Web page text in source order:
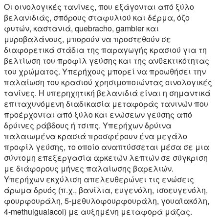
Οι οινολογικές τανίνες, που εξάγονται από ξύλο
βελανιδιάς, σπόρους σταφυλιού και δέρμα, όζο
φυτών, καστανιά, quebracho, gambier και
μυροβαλάνους, μπορούν να προστεθούν σε
διαφορετικά στάδια της παραγωγής κρασιού για τη
βελτίωση του προφίλ γεύσης και της ανθεκτικότητας
του χρώματος. Υπερήχους μπορεί να προωθήσει την
παλαίωση του κρασιού χρησιμοποιώντας οινολογικές
τανίνες. Η υπερηχητική βελανιδιά είναι η σημαντικά
επιταχυνόμενη διαδικασία μεταφοράς τανινών που
προέρχονται από ξύλο και ενώσεων γεύσης από
δρύινες ράβδους ή τσιπς. Υπερήχων δρύινα
παλαιωμένα κρασιά προσφέρουν ένα μεγάλο
προφίλ γεύσης, το οποίο αναπτύσσεται μέσα σε μια
σύντομη επεξεργασία αρκετών λεπτών σε σύγκριση
με διάφορους μήνες παλαίωσης βαρελιών.
Υπερήχων εκχύλιση απελευθερώνει τις ενώσεις
άρωμα δρυός (π.χ., βανίλια, ευγενόλη, ισοευγενόλη,
φουρφουράλη, 5-μεθυλοφουρφουράλη, γουαϊακόλη,
4-methulguaiacol) με αυξημένη μεταφορά μάζας.